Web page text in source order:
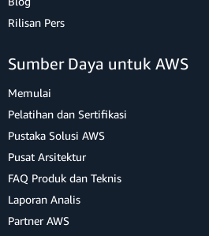
Rilisan Pers
Sumber Daya untuk AWS
Memulai
Pelatihan dan Sertifikasi
Pustaka Solusi AWS
Pusat Arsitektur
FAQ Produk dan Teknis
Laporan Analis
Partner AWS